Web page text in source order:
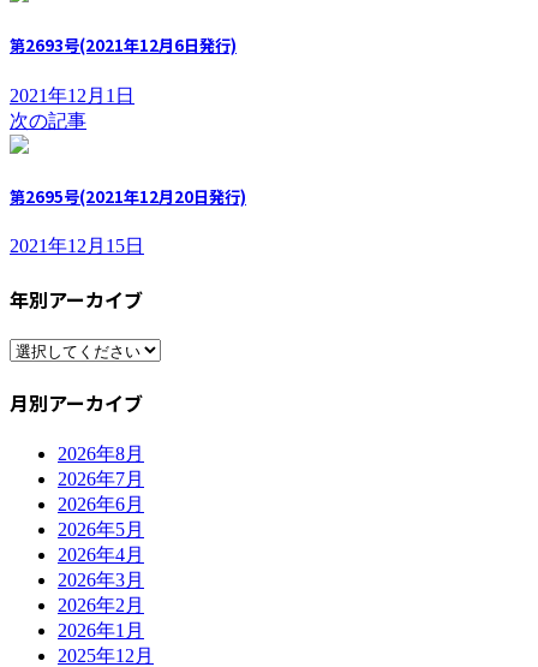
第2693号(2021年12月6日発行)
2021年12月1日
次の記事
第2695号(2021年12月20日発行)
2021年12月15日
年別アーカイブ
月別アーカイブ
2026年8月
2026年7月
2026年6月
2026年5月
2026年4月
2026年3月
2026年2月
2026年1月
2025年12月